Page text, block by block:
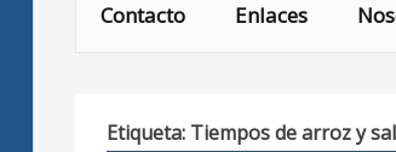
Contacto Enlaces
Etiqueta: Tiempos de arroz y sal